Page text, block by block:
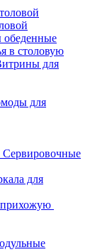
обеденные
в столовую
для
для
Сервировочные
для